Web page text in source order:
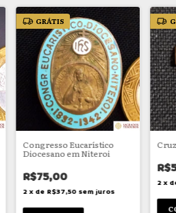
GRÁTIS
Congresso Eucarístico
Diocesano em Niteroi
R$75,00
2 x de R$37,50 sem juros
2 x